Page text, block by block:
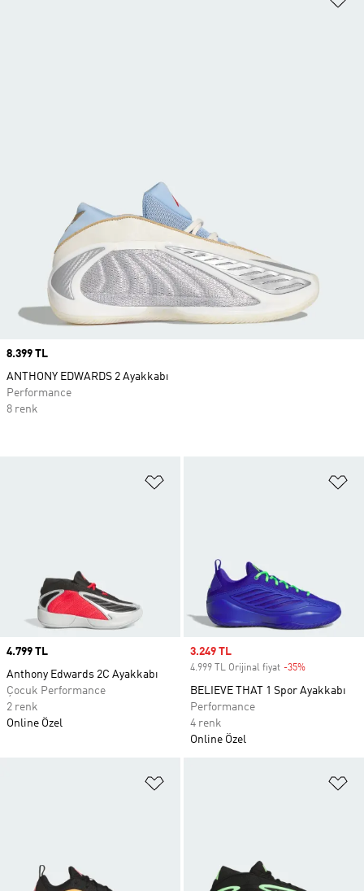
Price
4.799 TL
Anthony Edwards 2C Ayakkabı
Çocuk Performance
2 renk
Online Özel
Sale price
3.249 TL
4.999 TL Orijinal fiyat -35%
BELIEVE THAT 1 Spor Ayakkabı
Performance
4 renk
Online Özel
Price
8.399 TL
ANTHONY EDWARDS 2 Ayakkabı
Performance
8 renk